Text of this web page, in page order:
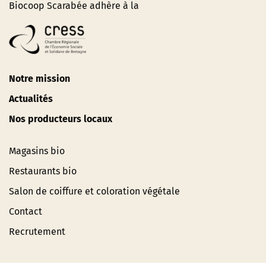
Biocoop Scarabée adhère à la
Notre mission
Actualités
Nos producteurs locaux
Magasins bio
Restaurants bio
Salon de coiffure et coloration végétale
Contact
Recrutement